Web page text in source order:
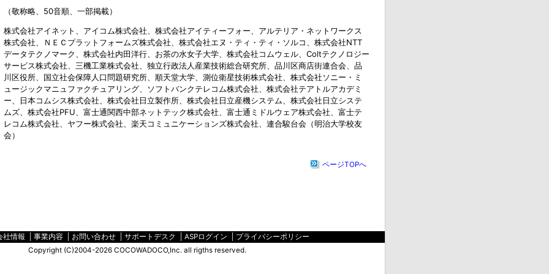
（敬称略、50音順、一部掲載）
株式会社アイネット、アイコム株式会社、株式会社アイティーフォー、アルテリア・ネットワークス
株式会社、ＮＥＣプラットフォームズ株式会社、株式会社エヌ・ティ・ティ・ソルコ、株式会社NTT
データテクノマーク、株式会社内田洋行、お茶の水女子大学、株式会社コムウェル、Coltテクノロジー
サービス株式会社、三機工業株式会社、独立行政法人産業技術総合研究所、品川区商店街連合会、品
川区役所、国立社会保障人口問題研究所、順天堂大学、測位衛星技術株式会社、株式会社ソニー・ミ
ュージックマニュファクチュアリング、ソフトバンクテレコム株式会社、株式会社テアトルアカデミ
ー、日本コムシス株式会社、株式会社日立製作所、株式会社日立産機システム、株式会社日立システ
ムズ、株式会社PFU、富士通関西中部ネットテック株式会社、富士通ミドルウェア株式会社、富士テ
レコム株式会社、ヤフー株式会社、楽天コミュニケーションズ株式会社、連合駿台会（明治大学校友
会）
ページTOPへ
社情報 事業内容 お問い合わせ サポートデスク ASPログイン
プライバシーポリシー
Copyright (C)2004-2026 COCOWADOCO,Inc. all rigths reserved.